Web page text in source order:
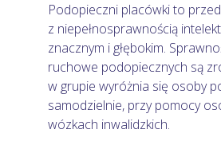
Podopieczni placówki to
z niepełnosprawnością
znacznym i głębokim.
ruchowe podopiecznych są
w grupie wyróżnia się osoby
samodzielnie, przy pomocy
wózkach inwalidzkich.